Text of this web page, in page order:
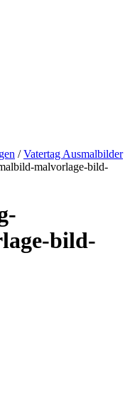
/Vatertag Ausmalbilder
malvorlage-bild-
bild-